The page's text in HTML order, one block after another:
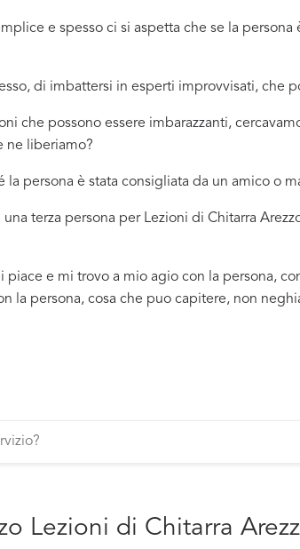
e spesso ci si aspetta che se la
di imbattersi in esperti improvvisati, che
che possono essere imbarazzanti,
ne liberiamo?
la persona è stata consigliata da un amico o
una terza persona per Lezioni di Chitarra
piace e mi trovo a mio agio con la persona,
la persona, cosa che puo capitere, non
Lezioni di Chitarra